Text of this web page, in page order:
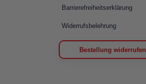
Barrierefreiheitserklärung
Widerrufsbelehrung
Bestellung widerrufen